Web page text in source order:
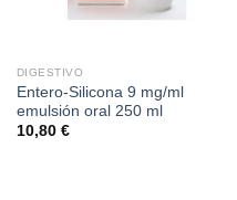
DIGESTIVO
Entero-Silicona 9 mg/ml
emulsión oral 250 ml
10,80 €